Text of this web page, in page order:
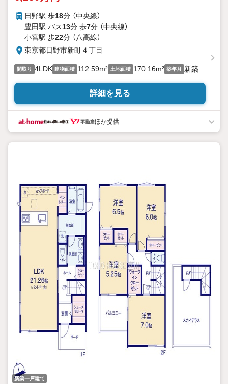
日野駅 歩18分 （中央線）
豊田駅 バス13分 歩7分 （中央線）
小宮駅 歩22分 （八高線）
東京都日野市新町４丁目
間取り 4LDK 建物面積 112.59m² 土地面積 170.16m² 築年月 新築
詳細を見る
ほか提供
新築一戸建て